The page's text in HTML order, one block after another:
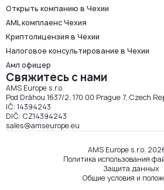
Открыть компанию в Чехии
AML комплаенс Чехия
Криптолицензия в Чехии
Налоговое консультирование в Чехии
Амл офицер
Свяжитесь с нами
AMS Europe s.r.o.
Pod Dráhou 1637/2, 170 00 Prague 7, Czech
IČ: 14394243
DIČ: CZ14394243
sales@amseurope.eu
AMS Europe s.r.o.
Политика использования
Защита данных
Общие условия и